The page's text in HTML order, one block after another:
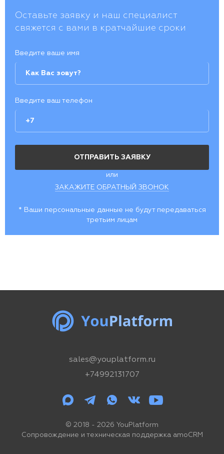
Оставьте заявку и наш специалист
свяжется с вами в кратчайшие сроки
Введите ваше имя
Введите ваш телефон
или
ЗАКАЖИТЕ ОБРАТНЫЙ ЗВОНОК
* Ваши персональные данные не будут передаваться
третьим лицам
sales@youplatform.ru
+74992131707
© 2018 - 2026 YouPlatform
Сопровождение и техническая поддержка amoCRM